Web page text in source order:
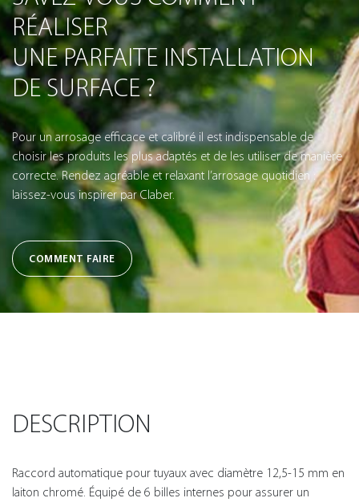
RÉALISER
UNE PARFAITE INSTALLATION
DE SURFACE ?
Pour un arrosage efficace et calibré il est indispensable de
choisir les produits les plus adaptés et de les utiliser de manière
correcte. Rendez agréable et relaxant l’arrosage quotidien :
laissez-vous inspirer par Claber.
COMMENT FAIRE
DESCRIPTION
Raccord automatique pour tuyaux avec diamètre 12,5-15 mm en
laiton chromé. Équipé de 6 billes internes pour assurer un